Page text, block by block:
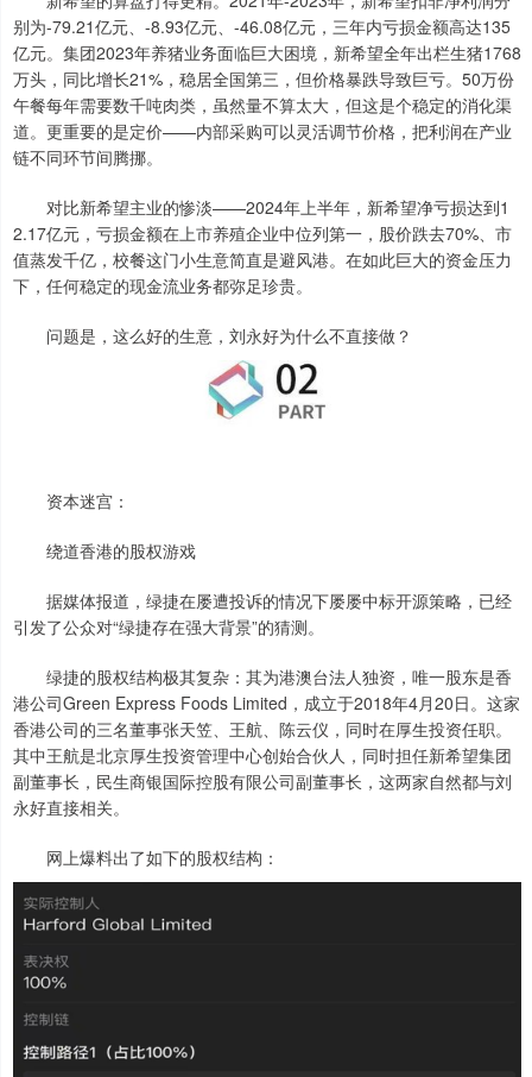
别为-79.21亿元、-8.93亿元、-46.08亿元，三年内亏损金额高达135
亿元。集团2023年养猪业务面临巨大困境，新希望全年出栏生猪1768
万头，同比增长21%，稳居全国第三，但价格暴跌导致巨亏。50万份
午餐每年需要数千吨肉类，虽然量不算太大，但这是个稳定的消化渠
道。更重要的是定价——内部采购可以灵活调节价格，把利润在产业
链不同环节间腾挪。
对比新希望主业的惨淡——2024年上半年，新希望净亏损达到1
2.17亿元，亏损金额在上市养殖企业中位列第一，股价跌去70%、市
值蒸发千亿，校餐这门小生意简直是避风港。在如此巨大的资金压力
下，任何稳定的现金流业务都弥足珍贵。
问题是，这么好的生意，刘永好为什么不直接做？
资本迷宫：
绕道香港的股权游戏
据媒体报道，绿捷在屡遭投诉的情况下屡屡中标开源策略，已经
引发了公众对“绿捷存在强大背景”的猜测。
绿捷的股权结构极其复杂：其为港澳台法人独资，唯一股东是香
港公司Green Express Foods Limited，成立于2018年4月20日。这家
香港公司的三名董事张天笠、王航、陈云仪，同时在厚生投资任职。
其中王航是北京厚生投资管理中心创始合伙人，同时担任新希望集团
副董事长，民生商银国际控股有限公司副董事长，这两家自然都与刘
永好直接相关。
网上爆料出了如下的股权结构：